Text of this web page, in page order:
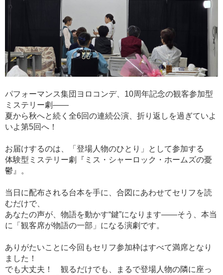
パフォーマンス集団ヨロコンデ、10周年記念の観客参加型
ミステリー劇――
夏から秋へと続く全6回の連続公演、折り返しを過ぎていよ
いよ第5回へ！
お届けするのは、「登場人物のひとり」として参加する
体験型ミステリー劇『ミス・シャーロック・ホームズの憂
鬱』。
当日に配布される台本を手に、合図にあわせてセリフを読
むだけで、
あなたの声が、物語を動かす“鍵”になります――そう、本当
に「観客席が物語の一部」になる演劇です。
ありがたいことに今回もセリフ参加枠はすべて満席となり
ました！
でも大丈夫！ 観るだけでも、まるで登場人物の隣に座っ